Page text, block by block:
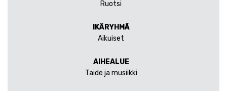
Ruotsi
IKÄRYHMÄ
Aikuiset
AIHEALUE
Taide ja musiikki